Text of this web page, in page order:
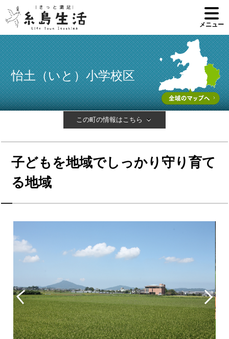
メニュー
怡土（いと）小学校区
この町の情報はこちら
子どもを地域でしっかり守り育て
る地域